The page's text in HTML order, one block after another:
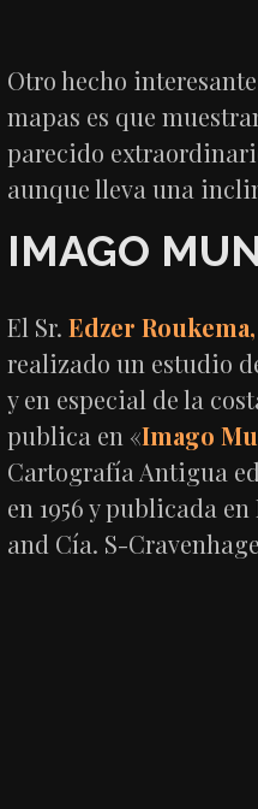
Otro hecho
mapas es que
parecido
aunque lleva una
IMAGO
El Sr.Edzer
realizado un estudio
y en especial de la
publica en «Imago
Cartografía Antigua
en 1956 y publicada
and Cía. S-